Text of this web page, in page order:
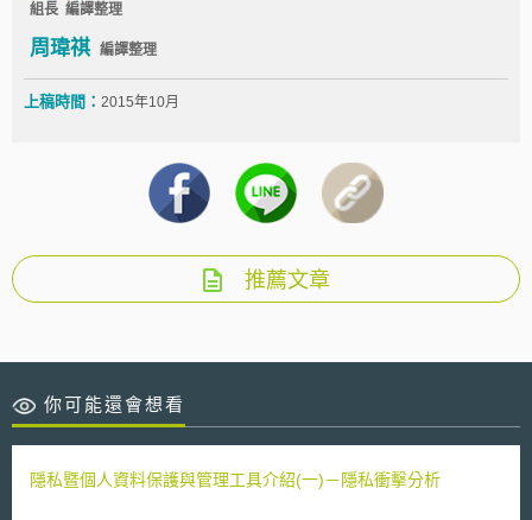
組長 編譯整理
周瑋祺 編譯整理
上稿時間： 2015年10月
推薦文章
你可能還會想看
隱私暨個人資料保護與管理工具介紹(一)－隱私衝擊分析